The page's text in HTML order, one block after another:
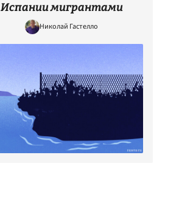
Испании мигрантами
Николай Гастелло